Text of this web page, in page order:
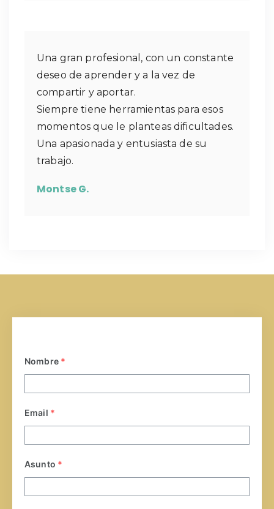
Una gran profesional, con un constante
deseo de aprender y a la vez de
compartir y aportar.
Siempre tiene herramientas para esos
momentos que le planteas dificultades.
Una apasionada y entusiasta de su
trabajo.
Montse G.
Nombre *
Email *
Asunto *